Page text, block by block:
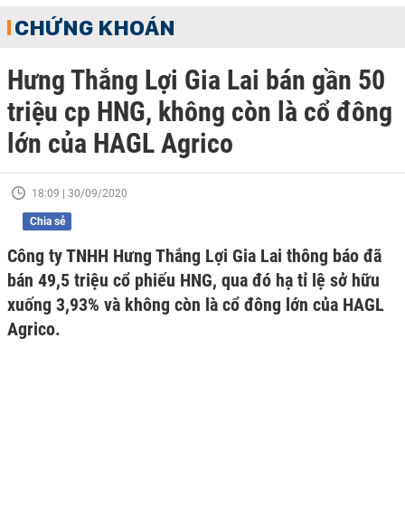
CHỨNG KHOÁN
Hưng Thắng Lợi Gia Lai bán gần 50
triệu cp HNG, không còn là cổ đông
lớn của HAGL Agrico
18:09 | 30/09/2020
Chia sẻ
Công ty TNHH Hưng Thắng Lợi Gia Lai thông báo đã
bán 49,5 triệu cổ phiếu HNG, qua đó hạ tỉ lệ sở hữu
xuống 3,93% và không còn là cổ đông lớn của HAGL
Agrico.